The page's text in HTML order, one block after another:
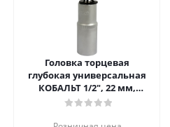
Головка торцевая
глубокая универсальная
КОБАЛЬТ 1/2", 22 мм,
SPLINE Cr-V (1 шт.) подвес